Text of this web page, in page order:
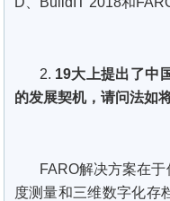
2. 19大上提出了中
的发展契机，请问法如
FARO解决方案在
度测量和三维数字化存